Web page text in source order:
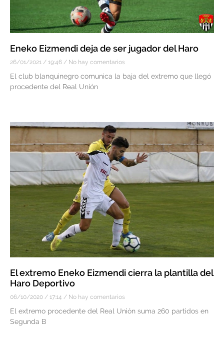
Eneko Eizmendi deja de ser jugador del Haro
26/01/2021 19:46 No hay comentarios
El club blanquinegro comunica la baja del extremo que llegó
procedente del Real Unión
El extremo Eneko Eizmendi cierra la plantilla del
Haro Deportivo
06/10/2020 17:14 No hay comentarios
El extremo procedente del Real Unión suma 260 partidos en
Segunda B